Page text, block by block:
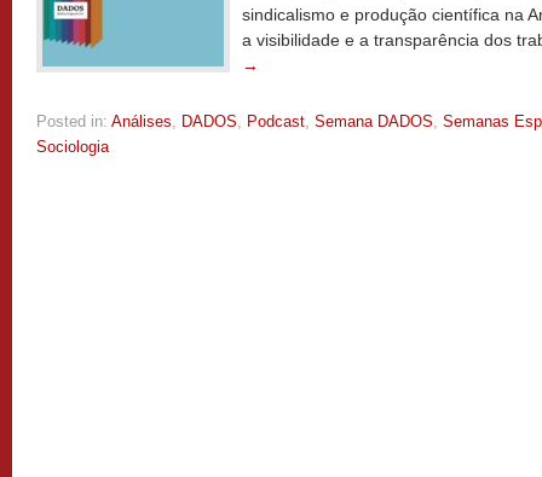
sindicalismo e produção científica na
a visibilidade e a transparência dos
→
Posted in: Análises, DADOS, Podcast, Semana DADOS, Semanas
Sociologia